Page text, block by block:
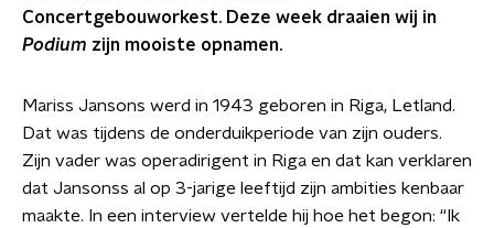
Concertgebouworkest. Deze week draaien wij in
Podium zijn mooiste opnamen.
Mariss Jansons werd in 1943 geboren in Riga, Letland.
Dat was tijdens de onderduikperiode van zijn ouders.
Zijn vader was operadirigent in Riga en dat kan verklaren
dat Jansonss al op 3-jarige leeftijd zijn ambities kenbaar
maakte. In een interview vertelde hij hoe het begon: “Ik